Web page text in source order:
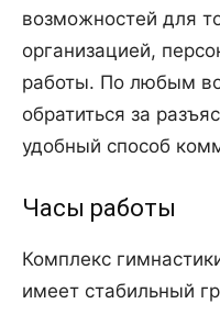
возможностей для
организацией,
работы. По любым
обратиться за
удобный способ
Часы работы
Комплекс
имеет стабильный